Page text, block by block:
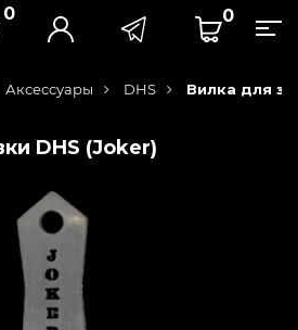
0 0
Аксессуары DHS Вилка для
DHS (Joker)